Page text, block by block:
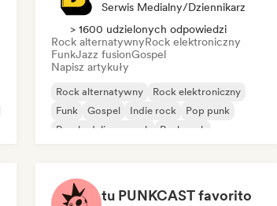
Serwis Medialny/Dziennikarz
> 1600 udzielonych odpowiedzi
Rock alternatywnyRock elektroniczny
FunkJazz fusionGospel
Napisz artykuły
Rock alternatywny
Rock elektroniczny
Funk
Gospel Indie rock
Pop punk
Psychedeliczny rock
Punk rock
tu PUNKCAST favorito